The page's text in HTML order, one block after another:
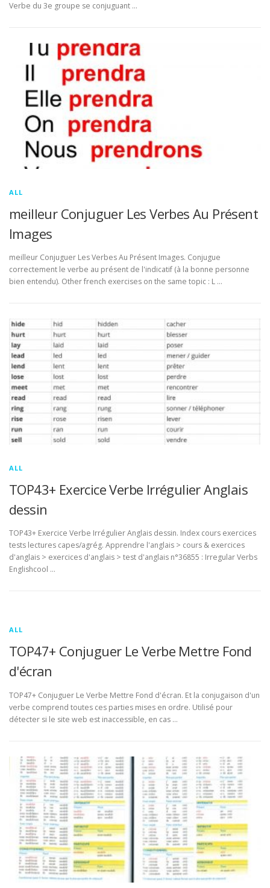
Verbe du 3e groupe se conjuguant …
ALL
meilleur Conjuguer Les Verbes Au Présent
Images
meilleur Conjuguer Les Verbes Au Présent Images. Conjugue
correctement le verbe au présent de l'indicatif (à la bonne personne
bien entendu). Other french exercises on the same topic : L …
ALL
TOP43+ Exercice Verbe Irrégulier Anglais
dessin
TOP43+ Exercice Verbe Irrégulier Anglais dessin. Index cours exercices
tests lectures capes/agrég. Apprendre l'anglais > cours & exercices
d'anglais > exercices d'anglais > test d'anglais n°36855 : Irregular Verbs
Englishcool …
ALL
TOP47+ Conjuguer Le Verbe Mettre Fond
d'écran
TOP47+ Conjuguer Le Verbe Mettre Fond d'écran. Et la conjugaison d'un
verbe comprend toutes ces parties mises en ordre. Utilisé pour
détecter si le site web est inaccessible, en cas …